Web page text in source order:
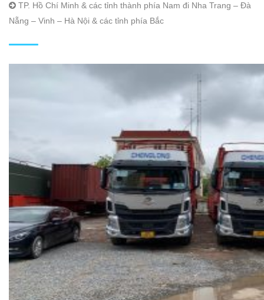
TP. Hồ Chí Minh & các tỉnh thành phía Nam đi Nha Trang – Đà
Nẵng – Vinh – Hà Nội & các tỉnh phía Bắc